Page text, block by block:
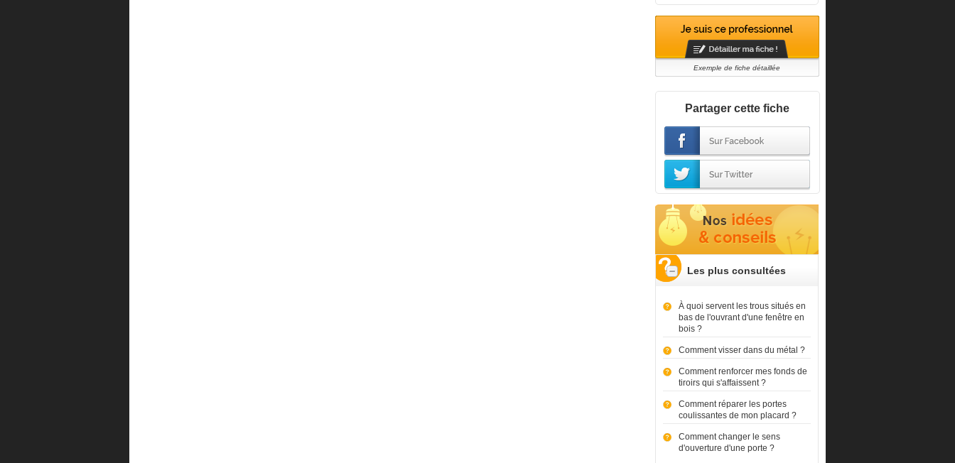
Exemple de fiche détaillée
Partager cette fiche
Les plus consultées
À quoi servent les trous situés en
bas de l'ouvrant d'une fenêtre en
bois ?
Comment visser dans du métal ?
Comment renforcer mes fonds de
tiroirs qui s'affaissent ?
Comment réparer les portes
coulissantes de mon placard ?
Comment changer le sens
d'ouverture d'une porte ?